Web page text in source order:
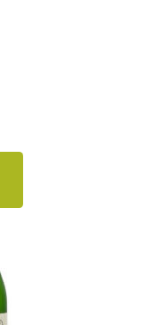
Dieses
weist